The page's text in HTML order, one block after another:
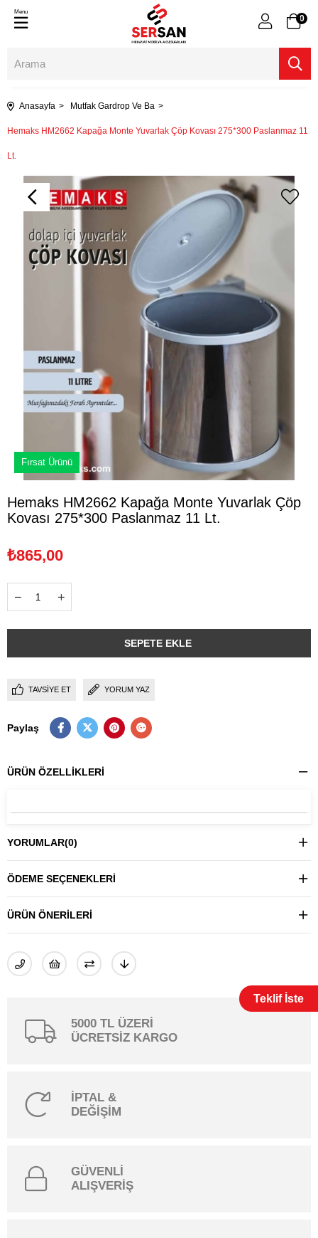
Teklif İste
0
Menu
Anasayfa Mutfak Gardrop Ve Ba
Hemaks HM2662 Kapağa Monte Yuvarlak Çöp Kovası 275*300 Paslanmaz 11
Lt.
Fırsat Ürünü
Hemaks HM2662 Kapağa Monte Yuvarlak Çöp
Kovası 275*300 Paslanmaz 11 Lt.
₺865,00
TAVSIYE ET YORUM YAZ
Paylaş
ÜRÜN ÖZELLIKLERI
YORUMLAR(0)
ÖDEME SEÇENEKLERI
ÜRÜN ÖNERILERI
5000 TL ÜZERİ
ÜCRETSİZ KARGO
İPTAL &
DEĞİŞİM
GÜVENLİ
ALIŞVERİŞ